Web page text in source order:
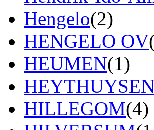
Hengelo(2)
HENGELO OV
HEUMEN(1)
HILLEGOM(4)